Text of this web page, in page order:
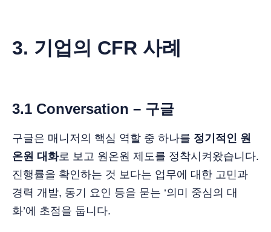
3. 기업의 CFR 사례
3.1 Conversation – 구글
구글은 매니저의 핵심 역할 중 하나를 정기적인 원
온원 대화로 보고 원온원 제도를 정착시켜왔습니다.
진행률을 확인하는 것 보다는 업무에 대한 고민과
경력 개발, 동기 요인 등을 묻는 ‘의미 중심의 대
화’에 초점을 둡니다.